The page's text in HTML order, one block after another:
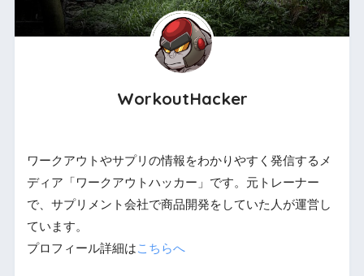
WorkoutHacker
ワークアウトやサプリの情報をわかりやすく発信するメ
ディア「ワークアウトハッカー」です。元トレーナー
で、サプリメント会社で商品開発をしていた人が運営し
ています。
プロフィール詳細はこちらへ